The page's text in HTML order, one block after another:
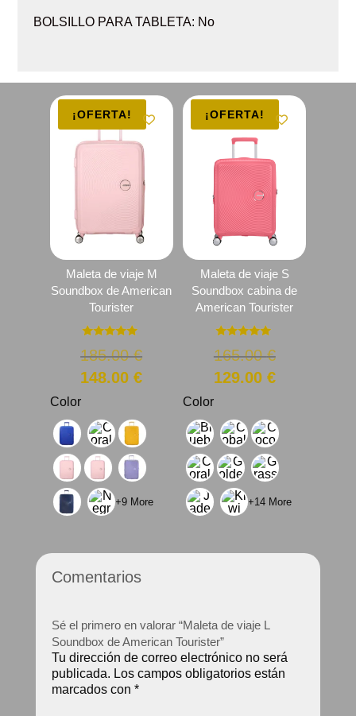
BOLSILLO PARA TABLETA: No
¡OFERTA!
Maleta de viaje M
Soundbox de American
Tourister
con
de 5
185.00€El
precio
original
185.00 €.
148.00€El
precio
actual
es:
148.00 €.
Color
+9 More
¡OFERTA!
Maleta de viaje S
Soundbox cabina de
American Tourister
con
de 5
165.00€El
precio
165.00 €.
129.00 €El
actual
es:
129.00 €.
Color
+14 More
Comentarios
Sé el primero en valorar “Maleta de viaje L
Soundbox de American Tourister”
Tu dirección de correo electrónico no será
publicada. Los campos obligatorios están
marcados con *